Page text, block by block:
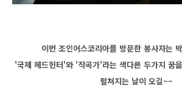
이번 조인어스코리아를 방문한 봉사자는
'국제 헤드헌터'와 '작곡가'라는 색다른 두가지 꿈
펼쳐지는 날이 오길~~